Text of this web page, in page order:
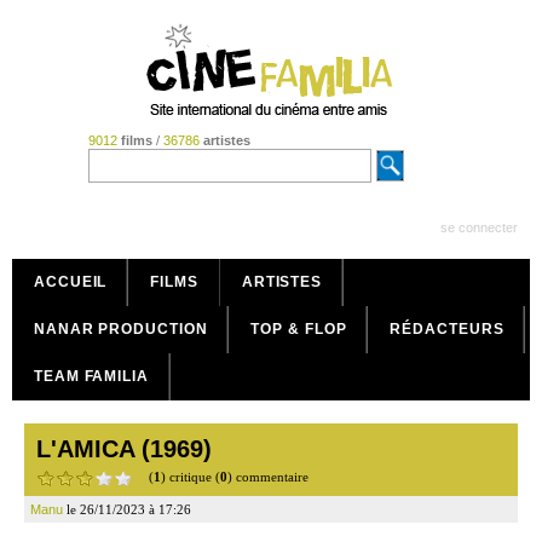
9012 films/ 36786 artistes
se connecter
ACCUEIL FILMS ARTISTES
NANAR PRODUCTION TOP & FLOP RÉDACTEURS
TEAM FAMILIA
L'AMICA (1969)
(1) critique (0) commentaire
Manu le 26/11/2023 à 17:26